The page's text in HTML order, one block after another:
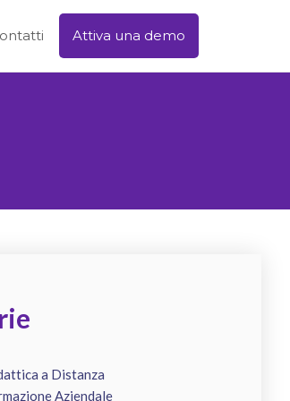
Attiva una demo
a Distanza
Aziendale